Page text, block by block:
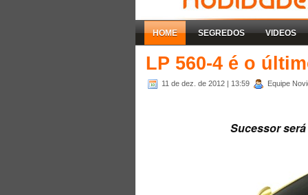
HOME SEGREDOS VIDEOS
LP 560-4 é o
11 de dez. de 2012 | 13:59 Equipe
Sucessor